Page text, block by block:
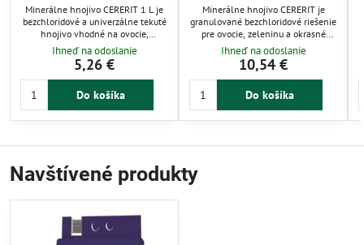
Minerálne hnojivo CERERIT 1 L je
bezchloridové a univerzálne tekuté
hnojivo vhodné na ovocie,
zeleninu, okrasné dreviny a chmeľ.
Podporuje základné hnojenie aj
prihnojovanie počas celej
vegetačnej sezóny. Obsah horčíka
zvyšuje úrodnosť a zlepšuje
riasy zlepšujú príjem živín
aj pestovateľov v skleníku.
Ihneď na odoslanie
5,26 €
Do košíka
Minerálne hnojivo CERERIT je
granulované bezchloridové riešenie
pre ovocie, zeleninu a okrasné
rastliny. Obsahuje dusík, fosfor,
draslík a horčík, ktorý zvyšuje
úrodnosť a zlepšuje farbu plodov.
Vhodné na základné hnojenie aj
prihnojovanie počas vegetácie.
pestovateľov ovocia.
Ihneď na odoslanie
10,54 €
Do košíka
Navštívené produkty